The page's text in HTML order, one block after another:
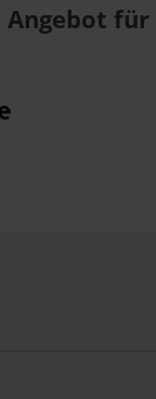
Angebot für